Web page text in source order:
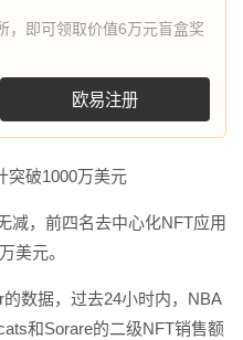
，即可领取价值6万元盲盒奖
欧易注册
减，前四名去中心化NFT应用
美元。
数据，过去24小时内，NBA
和Sorare的二级NFT销售额